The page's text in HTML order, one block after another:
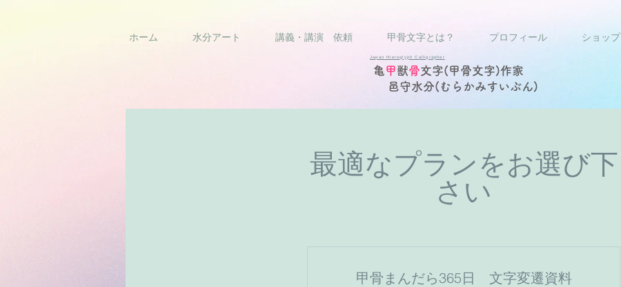
ホーム 水分アート 講義・講演 依頼 甲骨文字とは？ プロフィール ショップ
Japan Hieroglyph Calligrapher
亀 甲獣骨文字(甲骨文字)作家
邑守水分(むらかみすいぶん)
最適なプランをお選び下
さい
甲骨まんだら365日 文字変遷資料